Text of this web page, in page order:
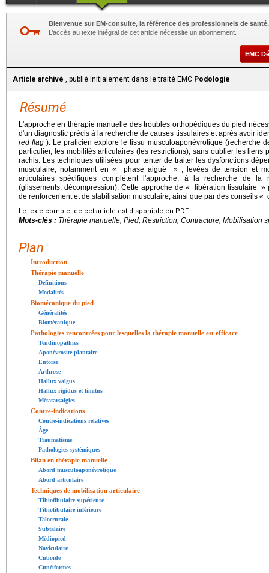
Bienvenue sur EM-consulte, la référence des professionnels de santé.
L’accès au texte intégral de cet article nécessite un abonnement.
EMC
Article archivé , publié initialement dans le traité EMC Podologie
Résumé
L'approche en thérapie manuelle des troubles orthopédiques du pied
d'un diagnostic précis à la recherche de causes tissulaires et après avoir
red flag ). Le praticien explore le tissu musculoaponévrotique (recherche
particulier, les mobilités articulaires (les restrictions), sans oublier les liens
rachis. Les techniques utilisées pour tenter de traiter les dysfonctions
musculaire, notamment en « phase aiguë » , levées de tension et
articulaires spécifiques complètent l'approche, à la recherche de la
(glissements, décompression). Cette approche de « libération tissulaire »
de renforcement et de stabilisation musculaire, ainsi que par des conseils
Le texte complet de cet article est disponible en PDF.
Mots-clés : Thérapie manuelle, Pied, Restriction, Contracture, Mobilisation
Plan
Introduction
Thérapie manuelle
Définitions
Modalités
Biomécanique du pied
Généralités
Biomécanique
Pathologies rencontrées pour lesquelles la thérapie manuelle est efficace
Tendinopathies
Aponévrosite plantaire
Entorse
Arthrose
Hallux valgus
Hallux rigidus et limitus
Métatarsalgies
Contre-indications
Contre-indications relatives
Âge
Traumatisme
Pathologies systémiques
Bilan en thérapie manuelle
Abord musculoaponévrotique
Abord articulaire
Techniques de mobilisation articulaire
Tibiofibulaire supérieure
Tibiofibulaire inférieure
Talocrurale
Subtalaire
Médiopied
Naviculaire
Cuboïde
Cunéiformes